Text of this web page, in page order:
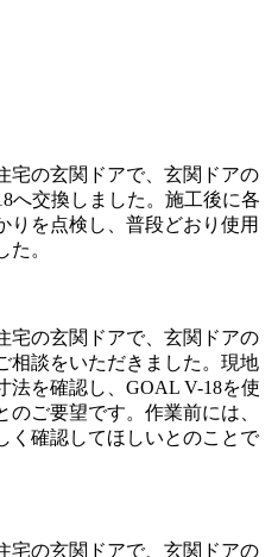
宅の玄関ドアで、玄関ドアの
へ交換しました。施工後に各
りを点検し、普段どおり使用
。
宅の玄関ドアで、玄関ドアの
相談をいただきました。現地
法を確認し、GOAL V-18を使
のご要望です。作業前には、
く確認してほしいとのことで
宅の玄関ドアで、玄関ドアの